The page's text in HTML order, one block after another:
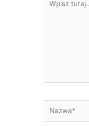
tutaj..
Nazwa*